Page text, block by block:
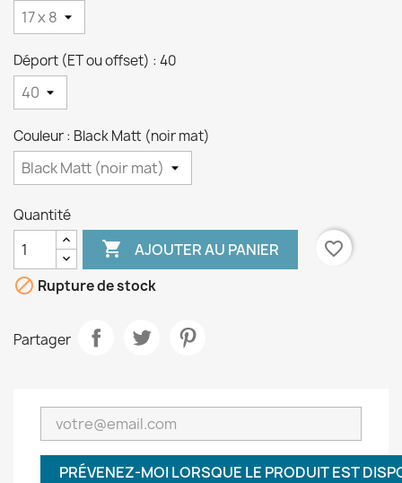
Déport (ET ou offset) : 40
Couleur : Black Matt (noir mat)
Quantité
 AJOUTER AU PANIER
favorite_border
 Rupture de stock
Partager
PRÉVENEZ-MOI LORSQUE LE PRODUIT EST